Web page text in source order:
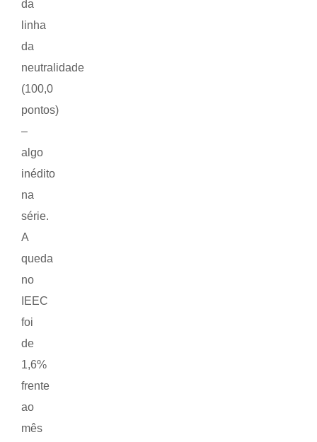
da
linha
da
neutralidade
(100,0
pontos)
–
algo
inédito
na
série.
A
queda
no
IEEC
foi
de
1,6%
frente
ao
mês